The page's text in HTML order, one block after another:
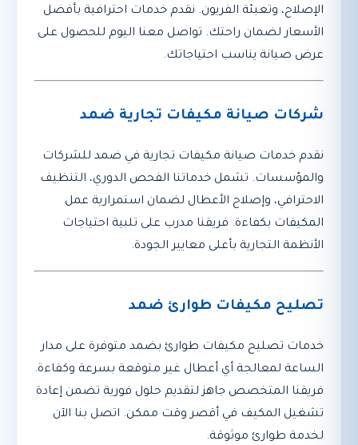
الإصلاح، وتعبئة الفريون. نقدم خدمات احترافية بأفضل
الأسعار لضمان راحتك. تواصل معنا اليوم للحصول على
عرض صيانة يناسب احتياجاتك.
شركات صيانة مكيفات تجارية ضمد
نقدم خدمات صيانة مكيفات تجارية في ضمد للشركات
والمؤسسات. تشمل خدماتنا الفحص الدوري، التنظيف
الاحترافي، وإصلاح الأعطال لضمان استمرارية عمل
المكيفات بكفاءة. فريقنا مدرب على تلبية احتياجات
الأنظمة التجارية بأعلى معايير الجودة.
تصليح مكيفات طوارئ ضمد
خدمات تصليح مكيفات طوارئ بضمد متوفرة على مدار
الساعة لمعالجة أي أعطال غير متوقعة بسرعة وكفاءة.
فريقنا المتخصص جاهز لتقديم حلول فورية تضمن إعادة
تشغيل المكيف في أقصر وقت ممكن. اتصل بنا الآن
لخدمة طوارئ موثوقة.